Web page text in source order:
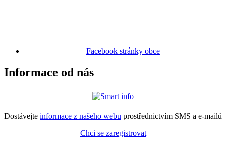
Facebook stránky obce
Informace od nás
Dostávejte informace z našeho webu prostřednictvím SMS a e-mailů
Chci se zaregistrovat